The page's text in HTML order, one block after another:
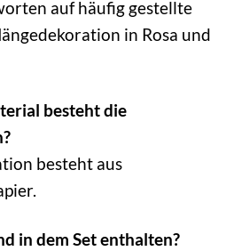
auf häufig gestellte
in Rosa und
besteht die
besteht aus
in dem Set enthalten?